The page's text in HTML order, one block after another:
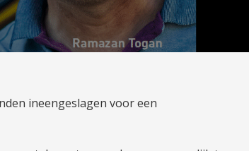
ineengeslagen voor een